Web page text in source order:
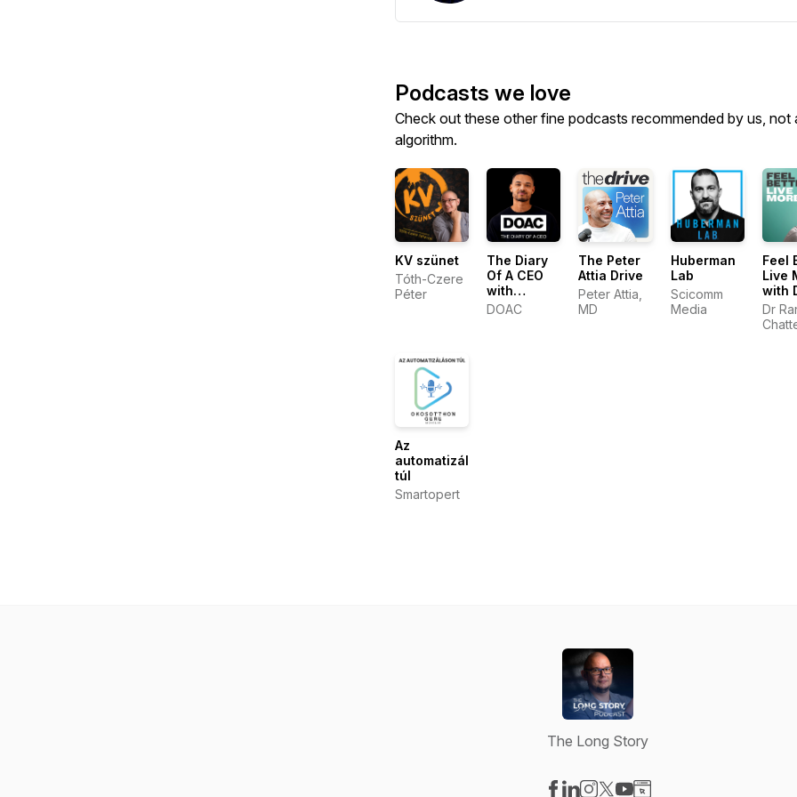
Podcasts we love
Check out these other fine podcasts recommended by us, not
algorithm.
KV szünet
Tóth-Czere
Péter
The Diary
Of A CEO
with
Steven
DOAC
The Peter
Attia Drive
Peter Attia,
MD
Huberman
Lab
Scicomm
Media
Feel
Live
with
Dr
Az
automatizáláson
túl
Smartopert
The Long Story